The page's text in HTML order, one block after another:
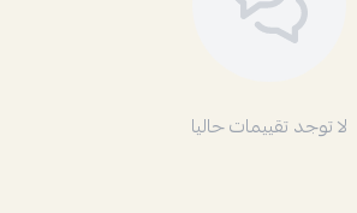
لا توجد تقييمات حاليا